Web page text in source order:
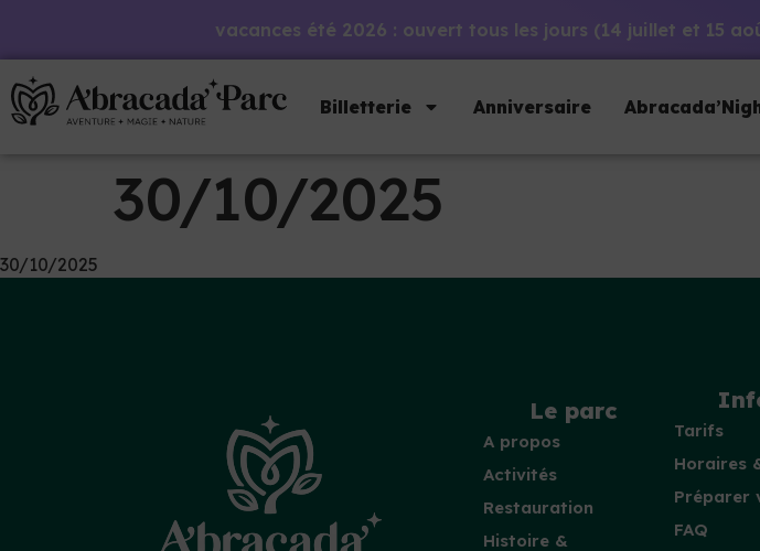
vacances été 2026 : ouvert tous les jours (14 juillet et 15
Billetterie Anniversaire
30/10/2025
30/10/2025
Le parc
A propos
Activités
Restauration
Histoire &
Tarifs
Horaires
Préparer
FAQ